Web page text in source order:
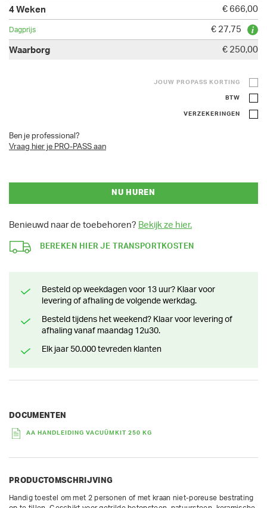
€ 666,00
€ 27,75
€ 250,00
JOUW PROPASS KORTING
BTW
VERZEKERINGEN
Ben je professional?
Vraag hier je PRO-PASS aan
NU HUREN
Benieuwd naar de toebehoren? Bekijk ze hier.
BEREKEN HIER JE TRANSPORTKOSTEN
Besteld op weekdagen voor 13 uur? Klaar voor
levering of afhaling de volgende werkdag.
Besteld tijdens het weekend? Klaar voor levering of
afhaling vanaf maandag 12u30.
Elk jaar 50.000 tevreden klanten
DOCUMENTEN
AA HANDLEIDING VACUÜMKIT 250 KG
PRODUCTOMSCHRIJVING
Handig toestel om met 2 personen of met kraan niet-poreuse bestrating